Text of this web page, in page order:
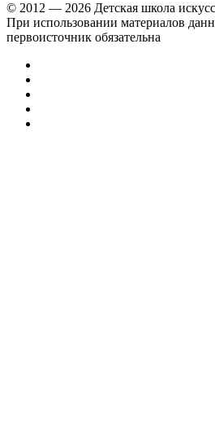
© 2012 — 2026 Детская школа
При использовании материалов
первоисточник обязательна